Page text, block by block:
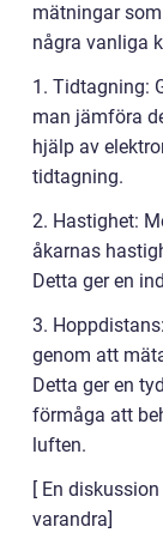
mätningar
några vanliga
1. Tidtagning:
man jämföra
hjälp av
tidtagning.
2. Hastighet:
åkarnas
Detta ger en
3.
genom att
Detta ger en
förmåga att
luften.
[ En
varandra]